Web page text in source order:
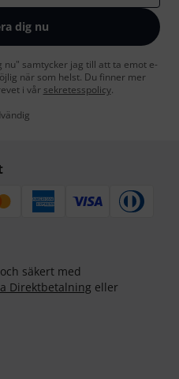
dig nu
nu" samtycker jag till att ta emot e-
när som helst. Du finner mer
i vår sekretesspolicy.
säkert med
Direktbetalning eller